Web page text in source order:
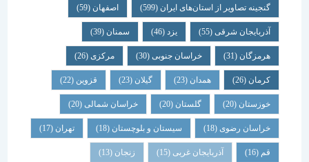
گنجینه تصاویر از استان‌های ایران(599) اصفهان (59)
آذربایجان شرقی(55) یزد سمنان (39)
هرمزگان(31) خراسان جنوبی(30) مرکزی (26)
همدان گیلان قزوین
خوزستان(20) گلستان (20) خراسان شمالی(20)
خراسان رضوی(18) سیستان و بلوچستان(18) تهران
آذربایجان غربی(15) زنجان